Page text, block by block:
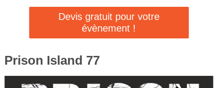
Devis gratuit pour votre
évènement !
Prison Island 77